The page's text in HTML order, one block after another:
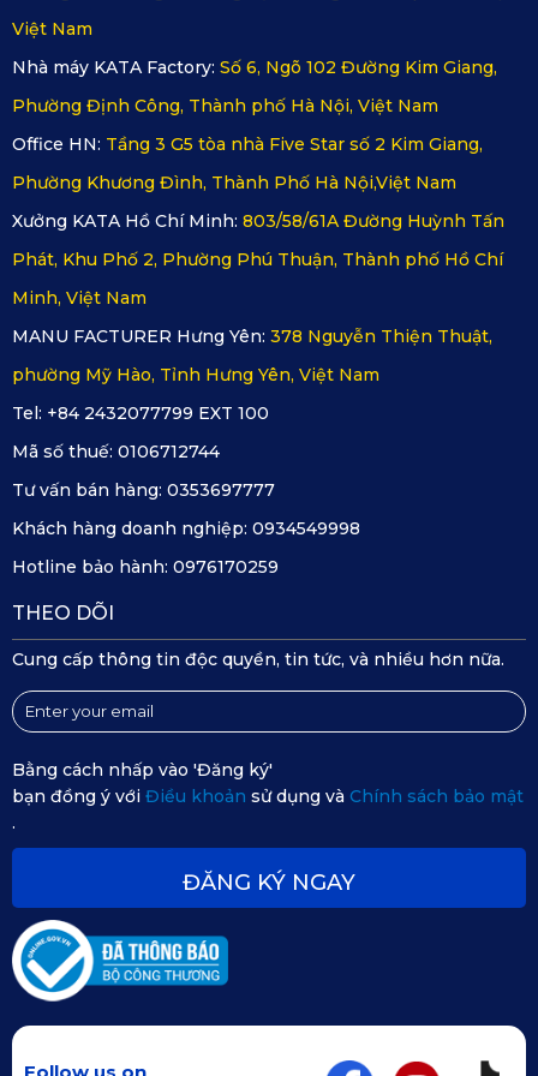
2.1. Angel Wings Series
Angel Wings nổi bật với những đường may mềm mại, tinh
xảo, lấy cảm hứng từ hình ảnh cánh thiên thần. Chất liệu êm
ái cùng lớp đệm dày mang đến sự nhẹ nhàng và thoải mái
tối đa cho người sử dụng.
2.2. Roman Style Series
Dòng Roman Style lấy cảm hứng từ sự sang trọng của
Việt Nam
Nhà máy KATA Factory: Số 6, Ngõ 102 Đường Kim Giang,
Phường Định Công, Thành phố Hà Nội, Việt Nam
Office HN: Tầng 3 G5 tòa nhà Five Star số 2 Kim Giang,
Phường Khương Đình, Thành Phố Hà Nội,Việt Nam
Xưởng KATA Hồ Chí Minh: 803/58/61A Đường Huỳnh Tấn
Phát, Khu Phố 2, Phường Phú Thuận, Thành phố Hồ Chí
Minh, Việt Nam
MANU FACTURER Hưng Yên: 378 Nguyễn Thiện Thuật,
phường Mỹ Hào, Tỉnh Hưng Yên, Việt Nam
Tel: +84 2432077799 EXT 100
Mã số thuế: 0106712744
Tư vấn bán hàng: 0353697777
Khách hàng doanh nghiệp: 0934549998
Hotline bảo hành: 0976170259
THEO DÕI
Cung cấp thông tin độc quyền, tin tức, và nhiều hơn nữa.
Bằng cách nhấp vào 'Đăng ký'
bạn đồng ý với Điều khoản sử dụng và Chính sách bảo mật
.
ĐĂNG KÝ NGAY